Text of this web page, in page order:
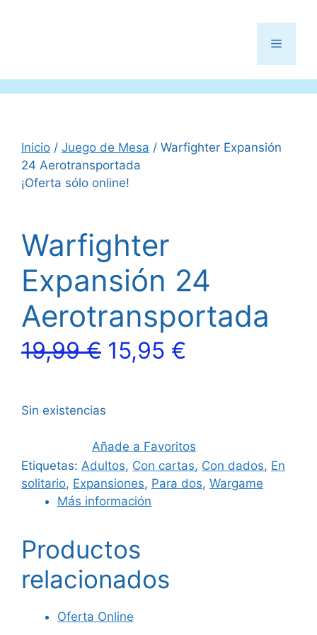
Menú
Inicio / Juego de Mesa / Warfighter Expansión
24 Aerotransportada
¡Oferta sólo online!
Warfighter
Expansión 24
Aerotransportada
19,99€ El
era:
19,99 €.
15,95 €
es:
15,95 €.
Sin existencias
Añade a Favoritos
Etiquetas: Adultos, Con cartas, Con dados, En
solitario, Expansiones, Para dos, Wargame
Más información
Productos
relacionados
Oferta Online